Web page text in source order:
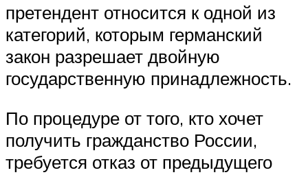
претендент относится к одной из
категорий, которым германский
закон разрешает двойную
государственную принадлежность.
По процедуре от того, кто хочет
получить гражданство России,
требуется отказ от предыдущего